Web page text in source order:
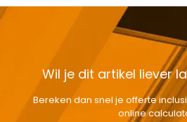
Wil je dit artikel liever
Bereken dan snel je offerte
online